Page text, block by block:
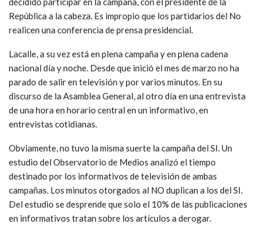
República a la cabeza. Es impropio que los partidarios del No
realicen una conferencia de prensa presidencial.
Lacalle, a su vez está en plena campaña y en plena cadena
nacional día y noche. Desde que inició el mes de marzo no ha
parado de salir en televisión y por varios minutos. En su
discurso de la Asamblea General, al otro día en una entrevista
de una hora en horario central en un informativo, en
entrevistas cotidianas.
Obviamente, no tuvo la misma suerte la campaña del SI. Un
estudio del Observatorio de Medios analizó el tiempo
destinado por los informativos de televisión de ambas
campañas. Los minutos otorgados al NO duplican a los del SI.
Del estudio se desprende que solo el 10% de las publicaciones
en informativos tratan sobre los artículos a derogar.